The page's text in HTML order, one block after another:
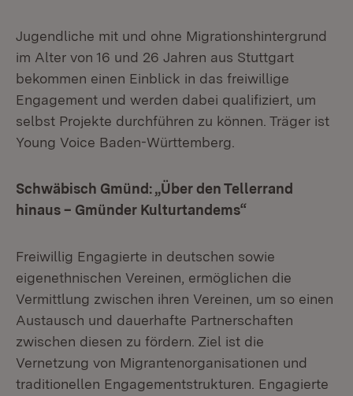
Jugendliche mit und ohne Migrationshintergrund
im Alter von 16 und 26 Jahren aus Stuttgart
bekommen einen Einblick in das freiwillige
Engagement und werden dabei qualifiziert, um
selbst Projekte durchführen zu können. Träger ist
Young Voice Baden-Württemberg.
Schwäbisch Gmünd: „Über den Tellerrand
hinaus – Gmünder Kulturtandems“
Freiwillig Engagierte in deutschen sowie
eigenethnischen Vereinen, ermöglichen die
Vermittlung zwischen ihren Vereinen, um so einen
Austausch und dauerhafte Partnerschaften
zwischen diesen zu fördern. Ziel ist die
Vernetzung von Migrantenorganisationen und
traditionellen Engagementstrukturen. Engagierte